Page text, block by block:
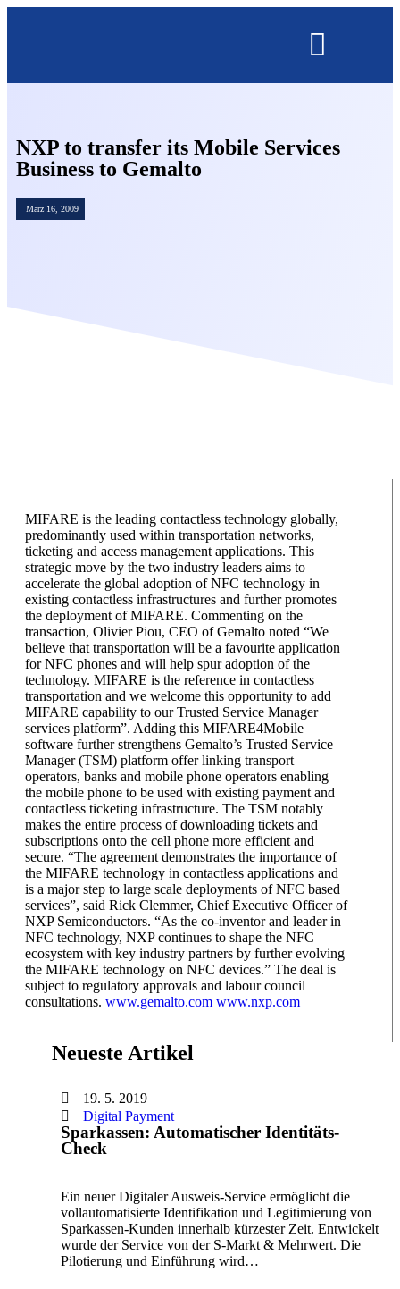
NXP to transfer its Mobile Services
Business to Gemalto
März 16, 2009
MIFARE is the leading contactless technology globally,
predominantly used within transportation networks,
ticketing and access management applications. This
strategic move by the two industry leaders aims to
accelerate the global adoption of NFC technology in
existing contactless infrastructures and further promotes
the deployment of MIFARE. Commenting on the
transaction, Olivier Piou, CEO of Gemalto noted “We
believe that transportation will be a favourite application
for NFC phones and will help spur adoption of the
technology. MIFARE is the reference in contactless
transportation and we welcome this opportunity to add
MIFARE capability to our Trusted Service Manager
services platform”. Adding this MIFARE4Mobile
software further strengthens Gemalto’s Trusted Service
Manager (TSM) platform offer linking transport
operators, banks and mobile phone operators enabling
the mobile phone to be used with existing payment and
contactless ticketing infrastructure. The TSM notably
makes the entire process of downloading tickets and
subscriptions onto the cell phone more efficient and
secure. “The agreement demonstrates the importance of
the MIFARE technology in contactless applications and
is a major step to large scale deployments of NFC based
services”, said Rick Clemmer, Chief Executive Officer of
NXP Semiconductors. “As the co-inventor and leader in
NFC technology, NXP continues to shape the NFC
ecosystem with key industry partners by further evolving
the MIFARE technology on NFC devices.” The deal is
subject to regulatory approvals and labour council
consultations. www.gemalto.com www.nxp.com
Neueste Artikel
19. 5. 2019
Digital Payment
Sparkassen: Automatischer Identitäts-
Check
Ein neuer Digitaler Ausweis-Service ermöglicht die
vollautomatisierte Identifikation und Legitimierung von
Sparkassen-Kunden innerhalb kürzester Zeit. Entwickelt
wurde der Service von der S-Markt & Mehrwert. Die
Pilotierung und Einführung wird…